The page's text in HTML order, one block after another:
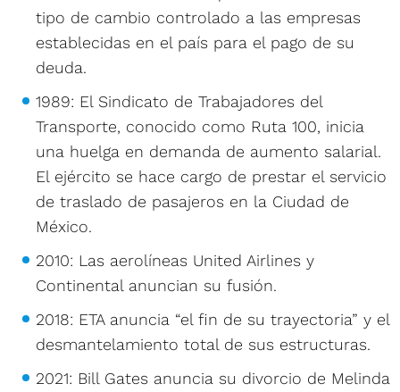
tipo de cambio controlado a las empresas
establecidas en el país para el pago de su
deuda.
1989: El Sindicato de Trabajadores del
Transporte, conocido como Ruta 100, inicia
una huelga en demanda de aumento salarial.
El ejército se hace cargo de prestar el servicio
de traslado de pasajeros en la Ciudad de
México.
2010: Las aerolíneas United Airlines y
Continental anuncian su fusión.
2018: ETA anuncia “el fin de su trayectoria” y el
desmantelamiento total de sus estructuras.
2021: Bill Gates anuncia su divorcio de Melinda